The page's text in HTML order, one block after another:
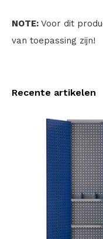
NOTE: Voor dit
van toepassing zijn!
Recente artikelen